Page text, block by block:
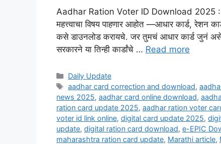
Aadhar Ration Voter ID Download 2025 :
महत्त्वाचा विषय पाहणार आहोत —आधार कार्ड, रेशन
कसे डाउनलोड करायचे. जर तुमचं आधार कार्ड जुनं
सरकारने या तिन्ही कार्डांचे … Read more
Categories
Daily Update
Tags
aadhar card correction and download,
news 2025, aadhar card online download,
ration card update 2025, aadhar ration voter
voter id link online, digital card update 2025,
update, digital ration card download, e-EPIC
maharashtra ration card update, Marathi article,